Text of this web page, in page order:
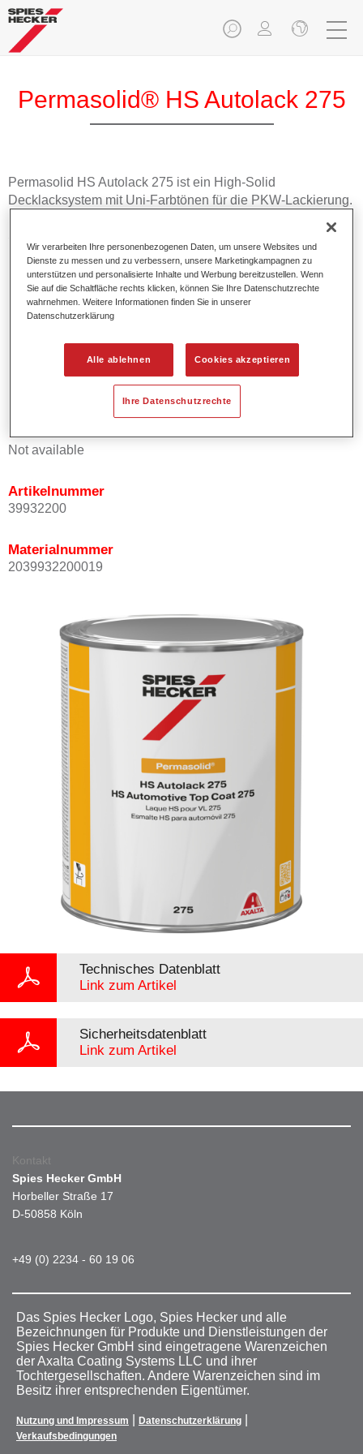
Permasolid® HS Autolack 275
Permasolid HS Autolack 275 ist ein High-Solid
Decklacksystem mit Uni-Farbtönen für die PKW-Lackierung.
Produktmerkmale
Hohes Deckvermögen.
Exzellenter Decklackstand.
VOC-konform.
Schnelle Trocknung.
Bleifreie Farbtöne.
Produktvariante
Not available
Artikelnummer
39932200
Materialnummer
2039932200019
Technisches Datenblatt
Link zum Artikel
Sicherheitsdatenblatt
Link zum Artikel
Kontakt
Spies Hecker GmbH
Horbeller Straße 17
D-50858 Köln
+49 (0) 2234 - 60 19 06
Das Spies Hecker Logo, Spies Hecker und alle
Bezeichnungen für Produkte und Dienstleistungen der
Spies Hecker GmbH sind eingetragene Warenzeichen
der Axalta Coating Systems LLC und ihrer
Tochtergesellschaften. Andere Warenzeichen sind im
Besitz ihrer entsprechenden Eigentümer.
Nutzung und Impressum Datenschutzerklärung
Verkaufsbedingungen
Wir verarbeiten Ihre personenbezogenen Daten, um unsere Websites und
Dienste zu messen und zu verbessern, unsere Marketingkampagnen zu
unterstützen und personalisierte Inhalte und Werbung bereitzustellen. Wenn
Sie auf die Schaltfläche rechts klicken, können Sie Ihre Datenschutzrechte
wahrnehmen. Weitere Informationen finden Sie in unserer
Datenschutzerklärung
Alle ablehnen Cookies akzeptieren
Ihre Datenschutzrechte